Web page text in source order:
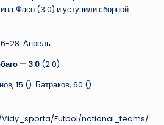
(3:0) и уступили сборной
28. Апрель
— 3:0 (2:0)
15 (). Батраков, 60 ().
Futbol/national_teams/